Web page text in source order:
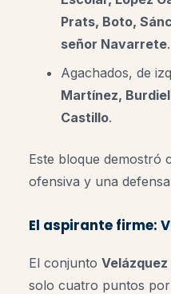
Prats, Boto,
señor Navarrete.
Agachados, de
Martínez,
Castillo.
Este bloque demostró
ofensiva y una
El aspirante firme:
El conjunto Velázquez
solo cuatro puntos